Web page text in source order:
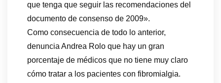
que tenga que seguir las recomendaciones del
documento de consenso de 2009».
Como consecuencia de todo lo anterior,
denuncia Andrea Rolo que hay un gran
porcentaje de médicos que no tiene muy claro
cómo tratar a los pacientes con fibromialgia.